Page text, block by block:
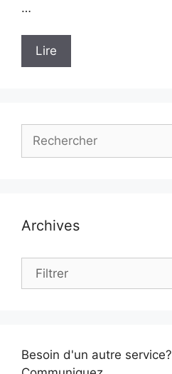
…
Lire
Rechercher :
Archives
Archives
Besoin d'un autre service?